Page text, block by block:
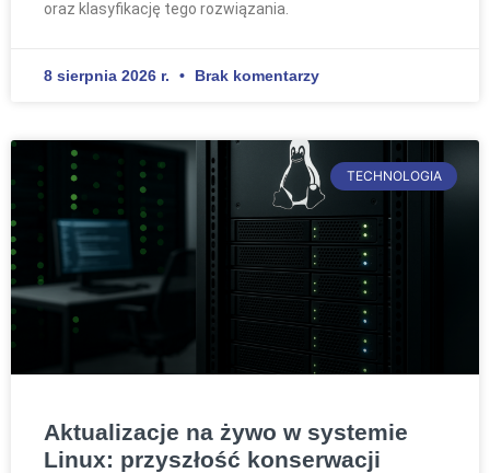
oraz klasyfikację tego rozwiązania.
8 sierpnia 2026 r. Brak komentarzy
TECHNOLOGIA
Aktualizacje na żywo w systemie
Linux: przyszłość konserwacji